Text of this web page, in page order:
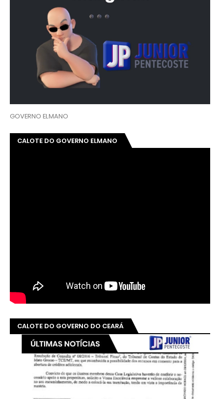
GOVERNO ELMANO
CALOTE DO GOVERNO ELMANO
CALOTE DO GOVERNO DO CEARÁ